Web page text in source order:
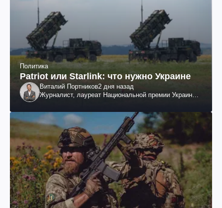
Политика
Patriot или Starlink: что нужно Украине
Виталий Портников2 дня назад
Журналист, лауреат Национальной премии Украины